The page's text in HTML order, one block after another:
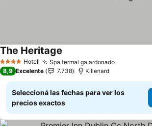
4 EstrellasHotel Spa termal galardonadoVer precios
The Heritage
8,9 Excelente 7.738 Killenard
Seleccioná las fechas para ver los
precios exactos